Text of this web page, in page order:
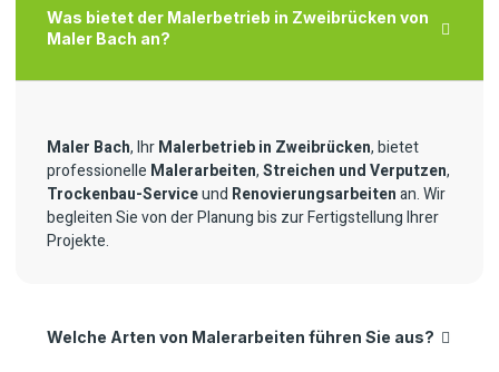
Was bietet der Malerbetrieb in Zweibrücken von
Maler Bach an?
Maler Bach, IhrMalerbetrieb in Zweibrücken, bietet
professionelle Malerarbeiten,Streichen und Verputzen,
Trockenbau-Serviceund Renovierungsarbeitenan. Wir
begleiten Sie von der Planung bis zur Fertigstellung Ihrer
Projekte.
Welche Arten von Malerarbeiten führen Sie aus?